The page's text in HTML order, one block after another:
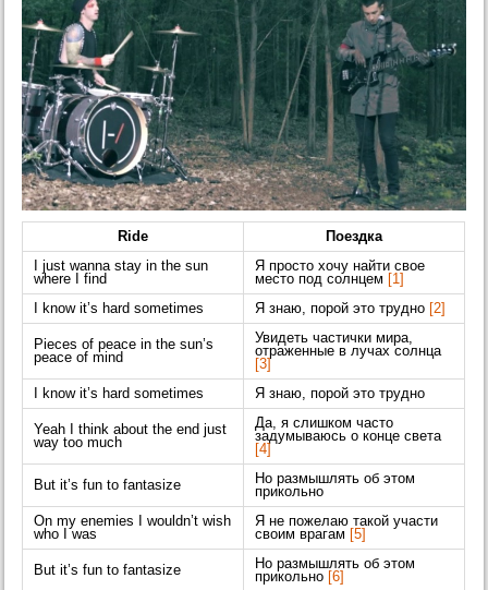
Ride
Поездка
I just wanna stay in the sun
where I find
Я просто хочу найти свое
место под солнцем
[1]
I know it’s hard sometimes
Я знаю, порой это трудно [2]
Pieces of peace in the sun’s
peace of mind
Увидеть частички мира,
отраженные в лучах солнца
[3]
I know it’s hard sometimes
Я знаю, порой это трудно
Yeah I think about the end just
way too much
Да, я слишком часто
задумываюсь о конце света
[4]
But it’s fun to fantasize
Но размышлять об этом
прикольно
On my enemies I wouldn’t wish
who I was
Я не пожелаю такой участи
своим врагам
[5]
But it’s fun to fantasize
Но размышлять об этом
прикольно [6]